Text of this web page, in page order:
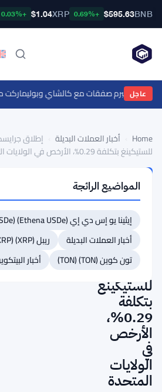
BNB
$595.63
+0.69%
XRP
$1.04
+0.03%
عاجل
تبرم صفقات مع كالشاي وبوليماركت مع وصول الإيرادات إلى
Home أخبار العملات البديلة
للستيكينغ بتكلفة 0.29%، الأرخص في الولايات المتحدة
العملات
البديلة
إطلاق
جرايسكيل
لصندوق
HYPG
للستيكينغ
بتكلفة
0.29%،
الأرخص
في
الولايات
المتحدة
المواضيع الرائجة
إيثينا يو إس دي إي (Ethena USDe) (USDe)
أخبار العملات البديلة
ريبل (XRP) (XRP)
تون كوين (TON) (TON)
أخبار